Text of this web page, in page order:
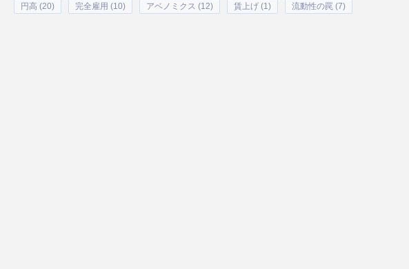
円高 (20) 完全雇用 (10) アベノミクス (12) 賃上げ (1) 流動性の罠 (7)